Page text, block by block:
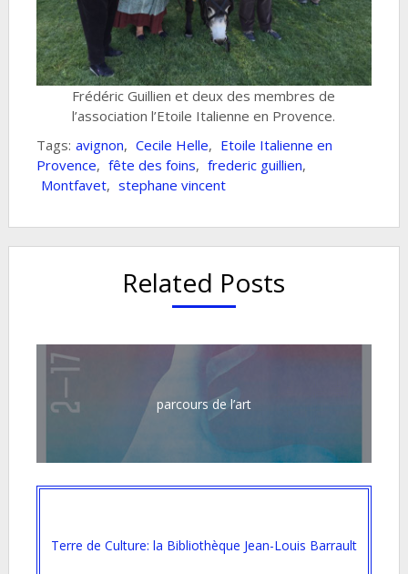
Frédéric Guillien et deux des membres de
l’association l’Etoile Italienne en Provence.
Tags: avignon, Cecile Helle, Etoile Italienne en
Provence, fête des foins, frederic guillien,
Montfavet, stephane vincent
Related Posts
parcours de l’art
Terre de Culture: la Bibliothèque Jean-Louis Barrault